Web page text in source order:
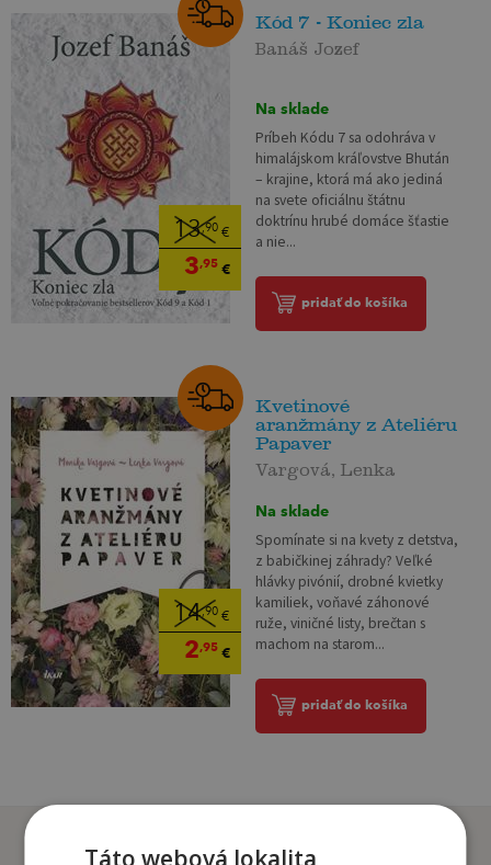
13,90€
3,95€
Kód 7 - Koniec zla
Banáš Jozef
Na sklade
Príbeh Kódu 7 sa odohráva v
himalájskom kráľovstve Bhután
– krajine, ktorá má ako jediná
na svete oficiálnu štátnu
doktrínu hrubé domáce šťastie
a nie...
pridať do košíka
14,90€
2,95€
Kvetinové
aranžmány z Ateliéru
Papaver
Vargová, Lenka
Na sklade
Spomínate si na kvety z detstva,
z babičkinej záhrady? Veľké
hlávky pivónií, drobné kvietky
kamiliek, voňavé záhonové
ruže, viničné listy, brečtan s
machom na starom...
pridať do košíka
Zákazníci, ktorí si kúpili
Táto webová lokalita